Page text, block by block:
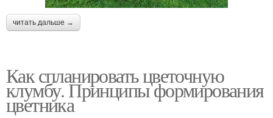
читать дальше →
Как спланировать цветочную
клумбу. Принципы формирования
цветника